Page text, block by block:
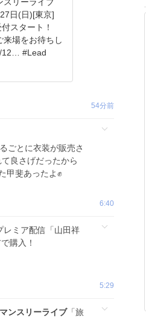
日(日)[東京]
12… #Lead
54分前
ごとに衣装が販売さ
良さげだったから
甲斐あったよ✊️
6:40
レミア配信「山田祥
購入！
5:29
マンスリーライブ「旅